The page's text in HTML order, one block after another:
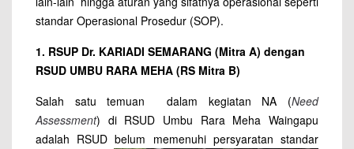
standar Operasional Prosedur (SOP).
1. RSUP Dr. KARIADI SEMARANG (Mitra A) dengan
RSUD UMBU RARA MEHA (RS Mitra B)
Salah satu temuan dalam kegiatan NA (Need
Assessment) di RSUD Umbu Rara Meha Waingapu
adalah RSUD belum memenuhi persyaratan standar